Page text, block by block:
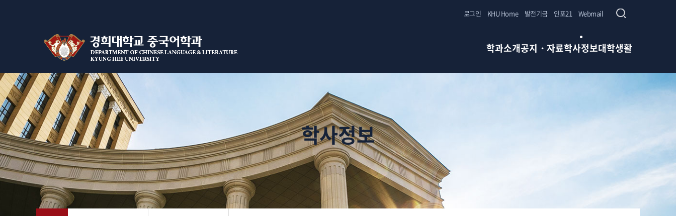
학과소개공지・자료학사정보대학생활
로그인 KHU Home 발전기금 인포21 Webmail
학사정보